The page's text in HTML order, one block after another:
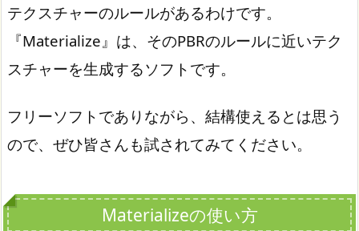
テクスチャーのルールがあるわけです。
『Materialize』は、そのPBRのルールに近いテク
スチャーを生成するソフトです。
フリーソフトでありながら、結構使えるとは思う
ので、ぜひ皆さんも試されてみてください。
Materializeの使い方